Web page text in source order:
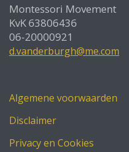
Montessori Movement
KvK 63806436
06-20000921
d.vanderburgh@me.com
Algemene voorwaarden
Disclaimer
Privacy en Cookies